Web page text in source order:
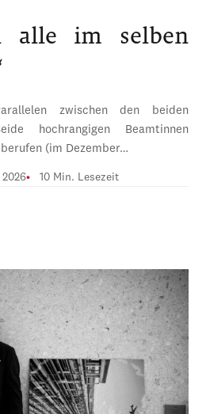
alle im selben
zwischen den beiden
hochrangigen Beamtinnen
(im Dezember…
10 Min. Lesezeit